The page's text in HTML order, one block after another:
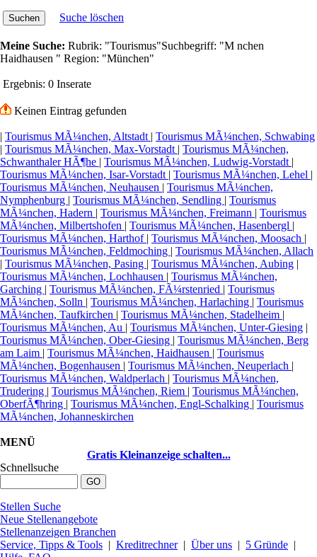
Suche löschen
Meine Suche: Rubrik: "Tourismus"Suchbegriff: "M nchen
Haidhausen " Region: "München"
Ergebnis: 0 Inserate
Keinen Eintrag gefunden
| Tourismus MÃ¼nchen, Altstadt | Tourismus MÃ¼nchen, Schwabing
| Tourismus MÃ¼nchen, Max-Vorstadt | Tourismus MÃ¼nchen,
Schwanthaler HÃ¶he | Tourismus MÃ¼nchen, Ludwig-Vorstadt |
Tourismus MÃ¼nchen, Isar-Vorstadt | Tourismus MÃ¼nchen, Lehel |
Tourismus MÃ¼nchen, Neuhausen | Tourismus MÃ¼nchen,
Nymphenburg | Tourismus MÃ¼nchen, Sendling | Tourismus
MÃ¼nchen, Hadern | Tourismus MÃ¼nchen, Freimann | Tourismus
MÃ¼nchen, Milbertshofen | Tourismus MÃ¼nchen, Hasenbergl |
Tourismus MÃ¼nchen, Harthof | Tourismus MÃ¼nchen, Moosach |
Tourismus MÃ¼nchen, Feldmoching | Tourismus MÃ¼nchen, Allach
| Tourismus MÃ¼nchen, Pasing | Tourismus MÃ¼nchen, Aubing |
Tourismus MÃ¼nchen, Lochhausen | Tourismus MÃ¼nchen,
Garching | Tourismus MÃ¼nchen, FÃ¼rstenried | Tourismus
MÃ¼nchen, Solln | Tourismus MÃ¼nchen, Harlaching | Tourismus
MÃ¼nchen, Taufkirchen | Tourismus MÃ¼nchen, Stadelheim |
Tourismus MÃ¼nchen, Au | Tourismus MÃ¼nchen, Unter-Giesing |
Tourismus MÃ¼nchen, Ober-Giesing | Tourismus MÃ¼nchen, Berg
am Laim | Tourismus MÃ¼nchen, Haidhausen | Tourismus
MÃ¼nchen, Bogenhausen | Tourismus MÃ¼nchen, Neuperlach |
Tourismus MÃ¼nchen, Waldperlach | Tourismus MÃ¼nchen,
Trudering | Tourismus MÃ¼nchen, Riem | Tourismus MÃ¼nchen,
OberfÃ¶hring | Tourismus MÃ¼nchen, Engl-Schalking | Tourismus
MÃ¼nchen, Johanneskirchen
MENÜ
Gratis Kleinanzeige schalten...
Schnellsuche
Stellen Suche
Neue Stellenangebote
Stellenanzeigen Branchen
Service, Tipps & Tools | Kreditrechner| Über uns | 5 Gründe |